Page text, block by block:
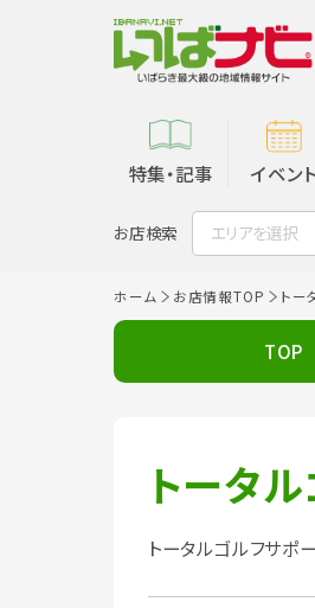
特集・記事 イベント
お店検索 エリアを選択
ホーム お店情報TOP トー
TOP
トータ
トータルゴルフサポ